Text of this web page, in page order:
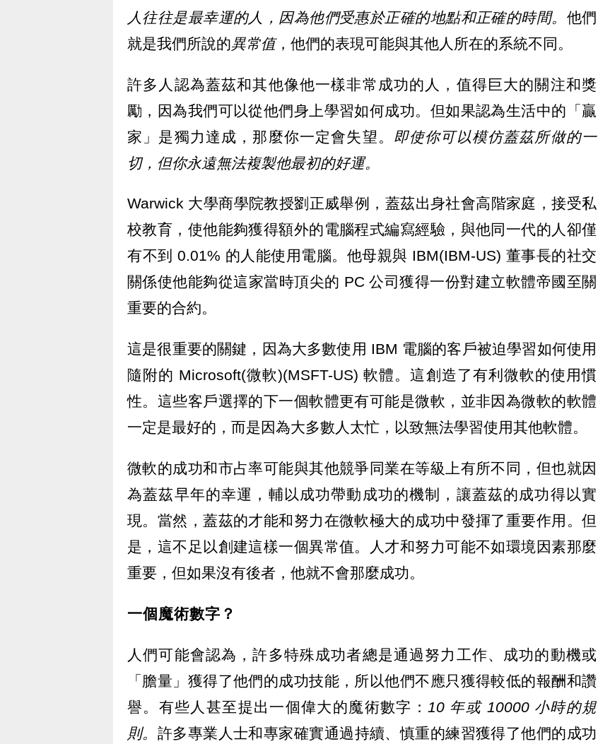
人往往是最幸運的人，因為他們受惠於正確的地點和正確的時間。 他們
就是我們所說的異常值，他們的表現可能與其他人所在的系統不同。
許多人認為蓋茲和其他像他一樣非常成功的人，值得巨大的關注和獎
勵，因為我們可以從他們身上學習如何成功。但如果認為生活中的「贏
家」是獨力達成，那麼你一定會失望。 即使你可以模仿蓋茲所做的一
切，但你永遠無法複製他最初的好運。
Warwick 大學商學院教授劉正威舉例，蓋茲出身社會高階家庭，接受私
校教育，使他能夠獲得額外的電腦程式編寫經驗，與他同一代的人卻僅
有不到 0.01% 的人能使用電腦。他母親與 IBM(IBM-US) 董事長的社交
關係使他能夠從這家當時頂尖的 PC 公司獲得一份對建立軟體帝國至關
重要的合約。
這是很重要的關鍵，因為大多數使用 IBM 電腦的客戶被迫學習如何使用
隨附的 Microsoft(微軟)(MSFT-US) 軟體。這創造了有利微軟的使用慣
性。這些客戶選擇的下一個軟體更有可能是微軟，並非因為微軟的軟體
一定是最好的，而是因為大多數人太忙，以致無法學習使用其他軟體。
微軟的成功和市占率可能與其他競爭同業在等級上有所不同，但也就因
為蓋茲早年的幸運，輔以成功帶動成功的機制，讓蓋茲的成功得以實
現。當然，蓋茲的才能和努力在微軟極大的成功中發揮了重要作用。但
是，這不足以創建這樣一個異常值。人才和努力可能不如環境因素那麼
重要，但如果沒有後者，他就不會那麼成功。
一個魔術數字？
人們可能會認為，許多特殊成功者總是通過努力工作、成功的動機或
「膽量」獲得了他們的成功技能，所以他們不應只獲得較低的報酬和讚
譽。有些人甚至提出一個偉大的魔術數字：10 年或 10000 小時的規
則。 許多專業人士和專家確實通過持續、慎重的練習獲得了他們的成功